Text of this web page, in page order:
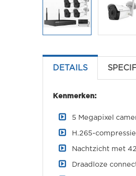
DETAILS
Kenmerken:
5 Megapixel
H.265-
Nachtzicht met
Draadloze